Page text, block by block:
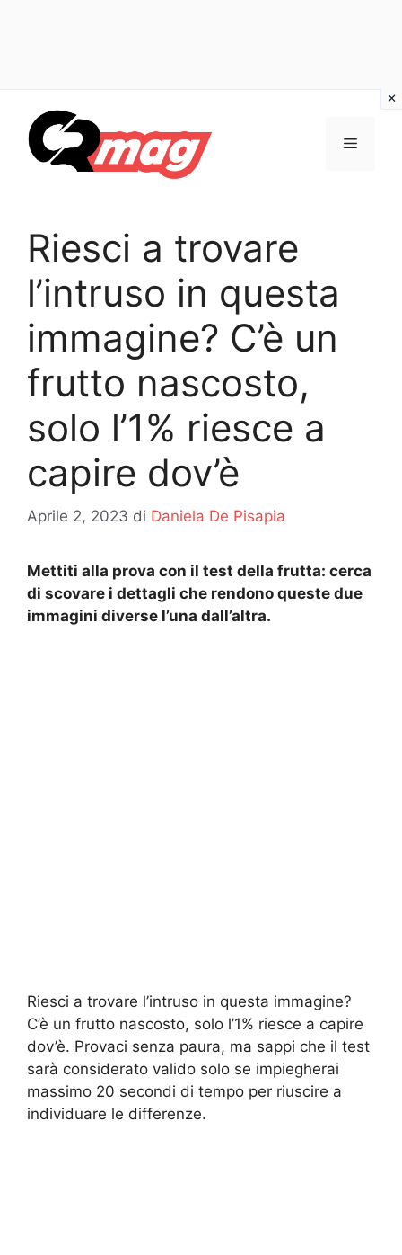
contenuto
Menu
Riesci a trovare
l’intruso in questa
immagine? C’è un
frutto nascosto,
solo l’1% riesce a
capire dov’è
Aprile 2, 2023 di Daniela De Pisapia
Mettiti alla prova con il test della frutta: cerca
di scovare i dettagli che rendono queste due
immagini diverse l’una dall’altra.
Riesci a trovare l’intruso in questa immagine?
C’è un frutto nascosto, solo l’1% riesce a capire
dov’è. Provaci senza paura, ma sappi che il test
sarà considerato valido solo se impiegherai
massimo 20 secondi di tempo per riuscire a
individuare le differenze.